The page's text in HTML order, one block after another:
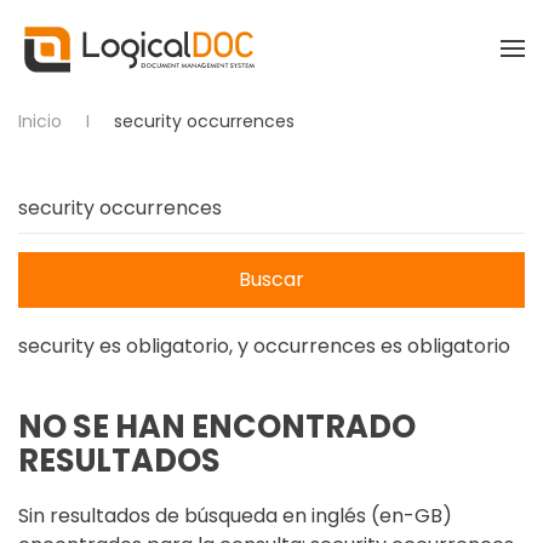
Skip to main content
Inicio security occurrences
Buscar
securityes obligatorio, yoccurrences es obligatorio
NO SE HAN ENCONTRADO
RESULTADOS
Sin resultados de búsqueda en inglés (en-GB)